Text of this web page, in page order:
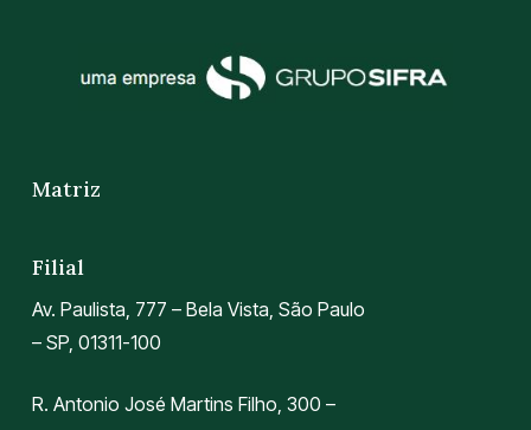
Matriz
Filial
Av. Paulista, 777 – Bela Vista, São Paulo
– SP, 01311-100
R. Antonio José Martins Filho, 300 –